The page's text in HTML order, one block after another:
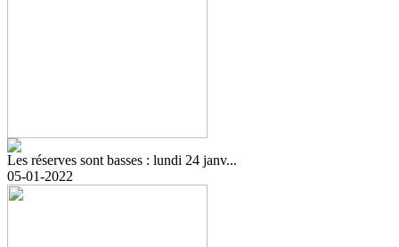
Les réserves sont basses : lundi 24 janv...
05-01-2022